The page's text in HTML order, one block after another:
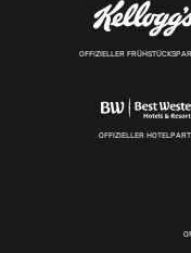
OFFIZIELLER
OFFIZIELLER